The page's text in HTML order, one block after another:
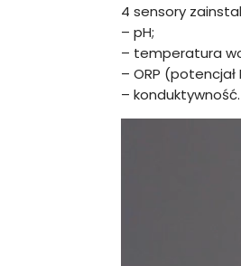
4 sensory
– pH;
– temperatura
– ORP (potencjał
– konduktywność.